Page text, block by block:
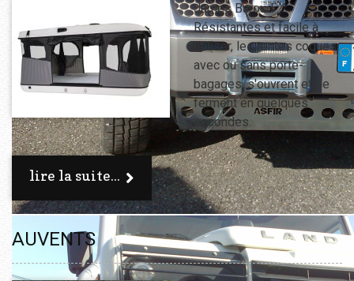
James Baroud :
Résistantes et facile à
utiliser, les tentes coques
avec ou sans porte-
bagages, s'ouvrent et se
ferment en quelques
secondes.
lire la suite...
AUVENTS